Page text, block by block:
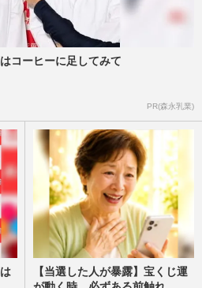
コーヒーに足してみて
PR(森永乳業)
【当選した人が暴露】宝くじ運